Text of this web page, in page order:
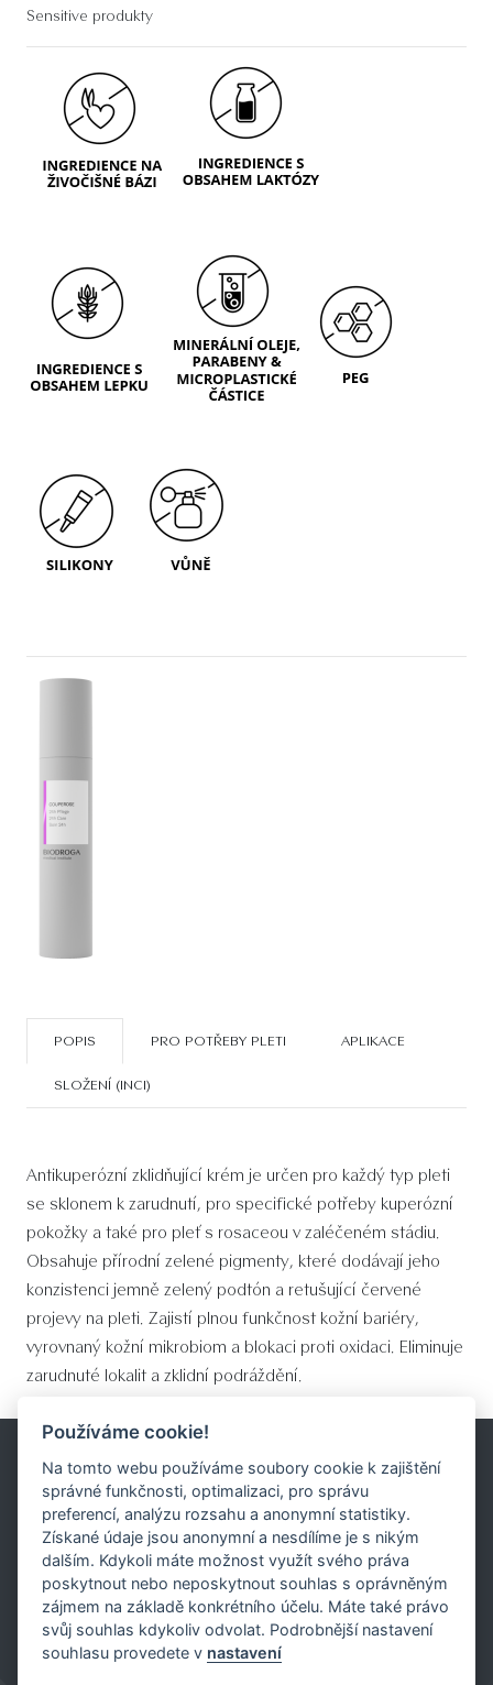
Sensitive produkty
POPIS PRO POTŘEBY PLETI APLIKACE
SLOŽENÍ (INCI)
Antikuperózní zklidňující krém je určen pro každý typ pleti
se sklonem k zarudnutí, pro specifické potřeby kuperózní
pokožky a také pro pleť s rosaceou v zaléčeném stádiu.
Obsahuje přírodní zelené pigmenty, které dodávají jeho
konzistenci jemně zelený podtón a retušující červené
projevy na pleti. Zajistí plnou funkčnost kožní bariéry,
vyrovnaný kožní mikrobiom a blokaci proti oxidaci. Eliminuje
zarudnuté lokalit a zklidní podráždění.
BIODROGA
BIODROGA Česká republika
BIODROGA ZNAČKA
Kontakt
GDPR
© Copyright 1990 -2026. Všechna práva vyhrazena ANTIZ s.r.o..
Používáme cookie!
Na tomto webu používáme soubory cookie k zajištění
správné funkčnosti, optimalizaci, pro správu
preferencí, analýzu rozsahu a anonymní statistiky.
Získané údaje jsou anonymní a nesdílíme je s nikým
dalším. Kdykoli máte možnost využít svého práva
poskytnout nebo neposkytnout souhlas s oprávněným
zájmem na základě konkrétního účelu. Máte také právo
svůj souhlas kdykoliv odvolat. Podrobnější nastavení
souhlasu provedete v nastavení